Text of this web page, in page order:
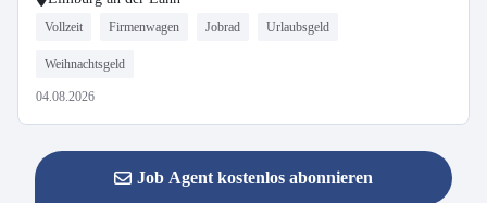
Vollzeit Firmenwagen Jobrad Urlaubsgeld
Weihnachtsgeld
04.08.2026
Job Agent kostenlos abonnieren